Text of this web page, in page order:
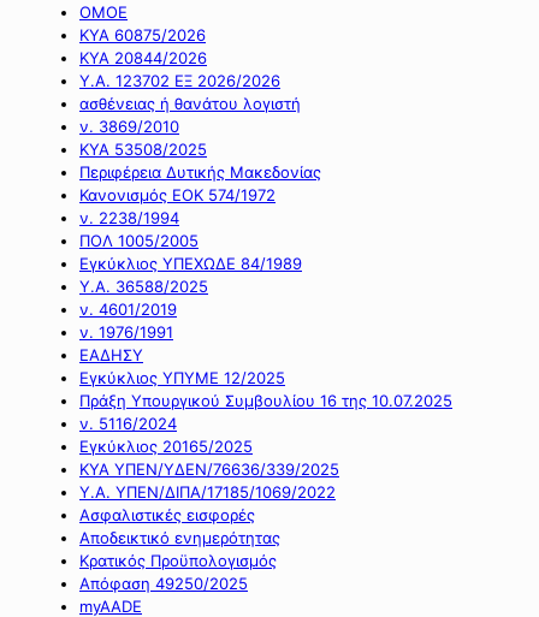
ΟΜΟΕ
ΚΥΑ 60875/2026
ΚΥΑ 20844/2026
Υ.Α. 123702 ΕΞ 2026/2026
ασθένειας ή θανάτου λογιστή
ν. 3869/2010
ΚΥΑ 53508/2025
Περιφέρεια Δυτικής Μακεδονίας
Κανονισμός ΕΟΚ 574/1972
ν. 2238/1994
ΠΟΛ 1005/2005
Εγκύκλιος ΥΠΕΧΩΔΕ 84/1989
Υ.Α. 36588/2025
ν. 4601/2019
ν. 1976/1991
ΕΑΔΗΣΥ
Εγκύκλιος ΥΠΥΜΕ 12/2025
Πράξη Υπουργικού Συμβουλίου 16 της 10.07.2025
ν. 5116/2024
Εγκύκλιος 20165/2025
ΚΥΑ ΥΠΕΝ/ΥΔΕΝ/76636/339/2025
Υ.Α. ΥΠΕΝ/ΔΙΠΑ/17185/1069/2022
Ασφαλιστικές εισφορές
Αποδεικτικό ενημερότητας
Κρατικός Προϋπολογισμός
Απόφαση 49250/2025
myAADE